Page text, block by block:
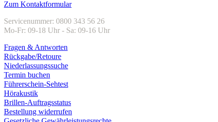
Zum Kontaktformular
Servicenummer: 0800 343 56 26
Mo-Fr: 09-18 Uhr - Sa: 09-16 Uhr
Fragen & Antworten
Rückgabe/Retoure
Niederlassungssuche
Termin buchen
Führerschein-Sehtest
Hörakustik
Brillen-Auftragsstatus
Bestellung widerrufen